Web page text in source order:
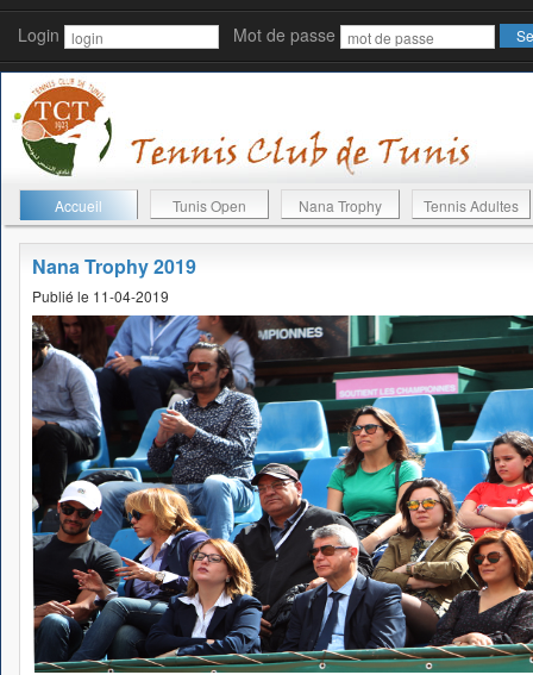
Login Mot de passe
Accueil Tunis Open Nana Trophy Tennis Adultes
Nana Trophy 2019
Publié le 11-04-2019